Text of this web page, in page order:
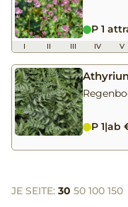
P 1
I II III IV V
P 1|ab €
JE SEITE: 30 50 100 150